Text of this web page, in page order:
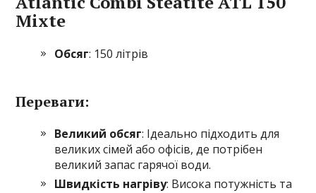
Mixte
Обсяг: 150 літрів
Переваги:
Великий обсяг: Ідеально підходить для
великих сімей або офісів, де потрібен
великий запас гарячої води.
Швидкість нагріву: Висока потужність та